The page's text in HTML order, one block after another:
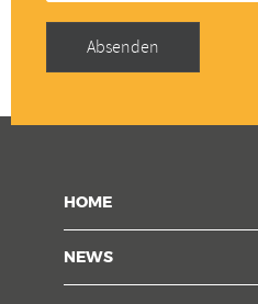
Adresse
Absenden
HOME
NEWS